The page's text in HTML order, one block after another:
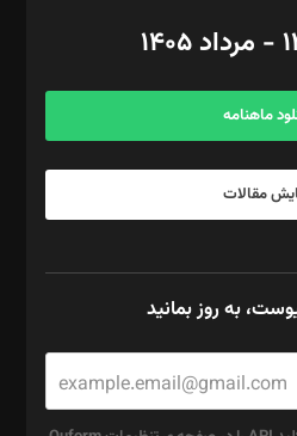
ماهنامه
مقالات
به روز بمانید